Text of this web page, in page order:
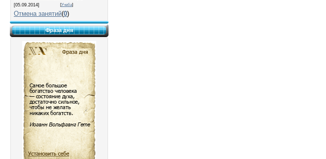
[05.09.2014] [Учеба]
Отмена занятий(0)
Фраза дня